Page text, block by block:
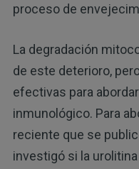
proceso de
La degradación
de este deterioro,
efectivas para
inmunológico. Para
reciente que se
investigó si la